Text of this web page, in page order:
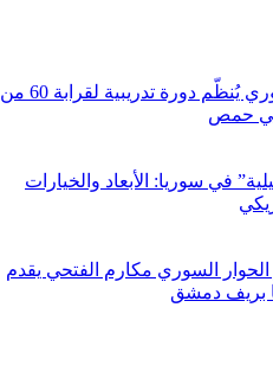
مركز الحوار السوري يُنظّم دورة تدريبية لقرابة 60 من
في حمص
في سوريا: الأبعاد والخيارات
السوري مكارم الفتحي يقدم
بريف دمشق